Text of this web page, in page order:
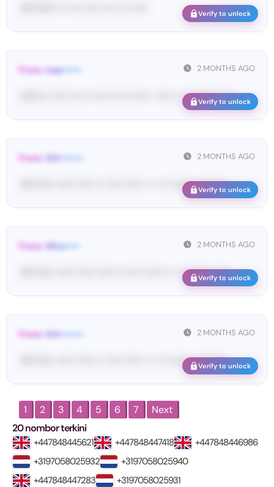
Verify to unlock
2 MONTHS AGO
From: wep••••••
<W••••• •••••• •••• •• ••••• ••••• •••••• • ••••• •• ••• ••••• •• •••• ...
Verify to unlock
2 MONTHS AGO
From: 124••••••••
<#• Yo•• •••••• •••••• •• ••••• •••••• •• • ••• •••••• •• ••• ••••• ...
Verify to unlock
2 MONTHS AGO
From: Wha•••••
<#• Yo•• •••••• •••••• •••••• •• ••••• •••••• •• • ••• •••••• •• ••• ...
Verify to unlock
2 MONTHS AGO
From: 124••••••••
<#• Yo•• •••••• •••••• •• ••••• •••••• •• • ••• •••••• •• ••• ••••• ...
Verify to unlock
1 2 3 4 5 6 7
Next
20 nombor terkini
+447848445621 +447848447418
+447848446986
+3197058025932
+3197058025940
+447848447283
+3197058025931